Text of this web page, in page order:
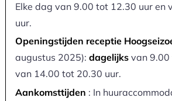
Elke dag van 9.00 tot 12.30 uur en
uur.
Openingstijden receptie
augustus 2025): dagelijksvan 9.00
van 14.00 tot 20.30 uur.
Aankomsttijden : In